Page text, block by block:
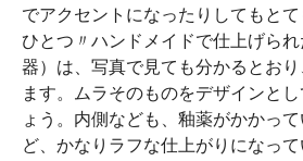
でアクセントになったりしてもとて
ひとつ〃ハンドメイドで仕上げら
器）は、写真で見ても分かるとお
ます。ムラそのものをデザインと
ょう。内側なども、釉薬がかかっ
ど、かなりラフな仕上がりになっ